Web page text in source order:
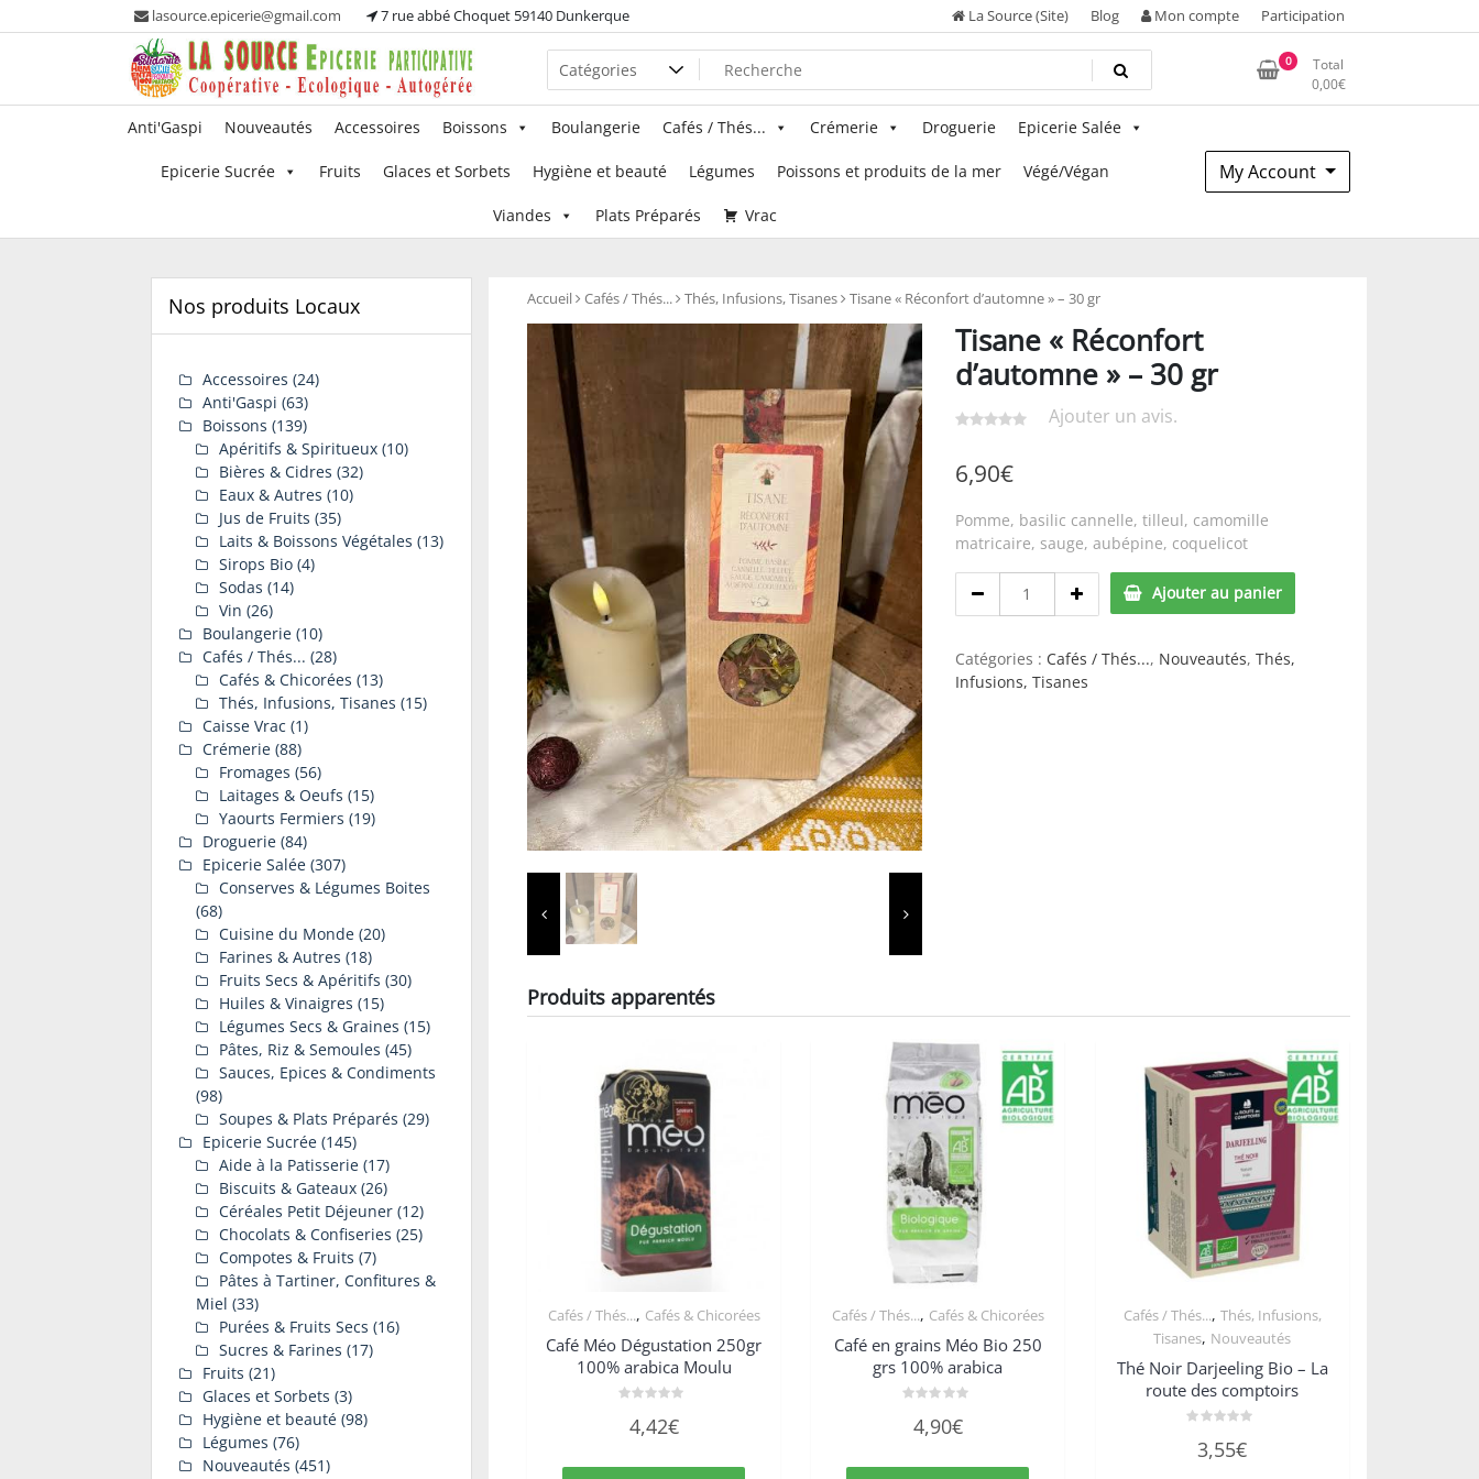
to
lasource.epicerie@gmail.com 7 rue abbé Choquet 59140 Dunkerque La Source (Site) Blog Mon compte Participation
La Source – Epicerie
Participative
Ou tous les adhérents sont propriétaires et
participent à la maintenance de leur épicerie!
0
Total
0,00€
Anti'Gaspi Nouveautés Accessoires Boissons Boulangerie Cafés / Thés... Crémerie Droguerie Epicerie Salée
Epicerie Sucrée Fruits Glaces et Sorbets Hygiène et beauté Légumes Poissons et produits de la mer Végé/Végan
Viandes Plats Préparés Vrac
My Account
Accueil Cafés / Thés... Thés, Infusions, Tisanes Tisane « Réconfort d’automne » – 30 gr
Tisane « Réconfort
d’automne » – 30 gr
Ajouter un avis.
6,90€
Pomme, basilic cannelle, tilleul, camomille
matricaire, sauge, aubépine, coquelicot
d’automne
»
Ajouter au panier
Catégories : Cafés / Thés..., Nouveautés, Thés,
Infusions, Tisanes
Produits apparentés
Cafés / Thés..., Cafés & Chicorées
Café Méo Dégustation 250gr
100% arabica Moulu
sur
4,42€
Cafés / Thés..., Cafés & Chicorées
Café en grains Méo Bio 250
grs 100% arabica
sur
4,90€
Cafés / Thés..., Thés, Infusions,
Tisanes, Nouveautés
Thé Noir Darjeeling Bio – La
route des comptoirs
sur
3,55€
Nos produits Locaux
Accessoires (24)
Anti'Gaspi (63)
Boissons (139)
Apéritifs & Spiritueux (10)
Bières & Cidres (32)
Eaux & Autres (10)
Jus de Fruits (35)
Laits & Boissons Végétales (13)
Sirops Bio (4)
Sodas (14)
Vin (26)
Boulangerie (10)
Cafés / Thés... (28)
Cafés & Chicorées (13)
Thés, Infusions, Tisanes (15)
Caisse Vrac (1)
Crémerie (88)
Fromages (56)
Laitages & Oeufs (15)
Yaourts Fermiers (19)
Droguerie (84)
Epicerie Salée (307)
Conserves & Légumes Boites
(68)
Cuisine du Monde (20)
Farines & Autres (18)
Fruits Secs & Apéritifs (30)
Huiles & Vinaigres (15)
Légumes Secs & Graines (15)
Pâtes, Riz & Semoules (45)
Sauces, Epices & Condiments
(98)
Soupes & Plats Préparés (29)
Epicerie Sucrée (145)
Aide à la Patisserie (17)
Biscuits & Gateaux (26)
Céréales Petit Déjeuner (12)
Chocolats & Confiseries (25)
Compotes & Fruits (7)
Pâtes à Tartiner, Confitures &
Miel (33)
Purées & Fruits Secs (16)
Sucres & Farines (17)
Fruits (21)
Glaces et Sorbets (3)
Hygiène et beauté (98)
Légumes (76)
Nouveautés (451)